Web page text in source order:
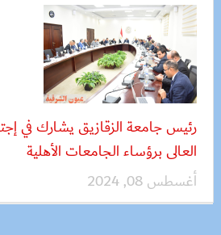
رئيس جامعة الزقازيق يشارك في
العالى برؤساء الجامعات الأهلية
أغسطس 08, 2024